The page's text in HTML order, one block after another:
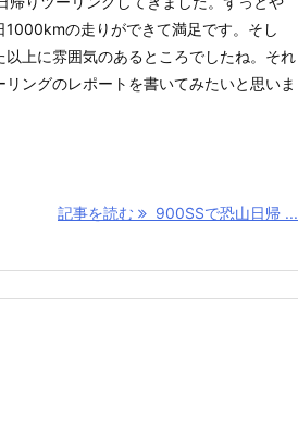
1000kmの走りができて満足です。そし
以上に雰囲気のあるところでしたね。それ
ングのレポートを書いてみたいと思いま
記事を読む 900SSで恐山日帰 ...